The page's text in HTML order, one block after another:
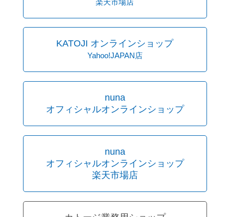
KATOJI オンラインショップ
Yahoo!JAPAN店
nuna
オフィシャルオンラインショップ
nuna
オフィシャルオンラインショップ
楽天市場店